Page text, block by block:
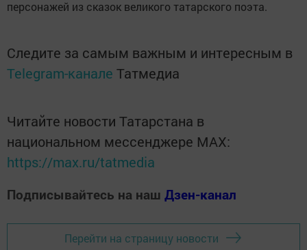
персонажей из сказок великого татарского поэта.
Следите за самым важным и интересным в
Telegram-канале Татмедиа
Читайте новости Татарстана в
национальном мессенджере MАХ:
https://max.ru/tatmedia
Подписывайтесь на наш Дзен-канал
Перейти на страницу новости